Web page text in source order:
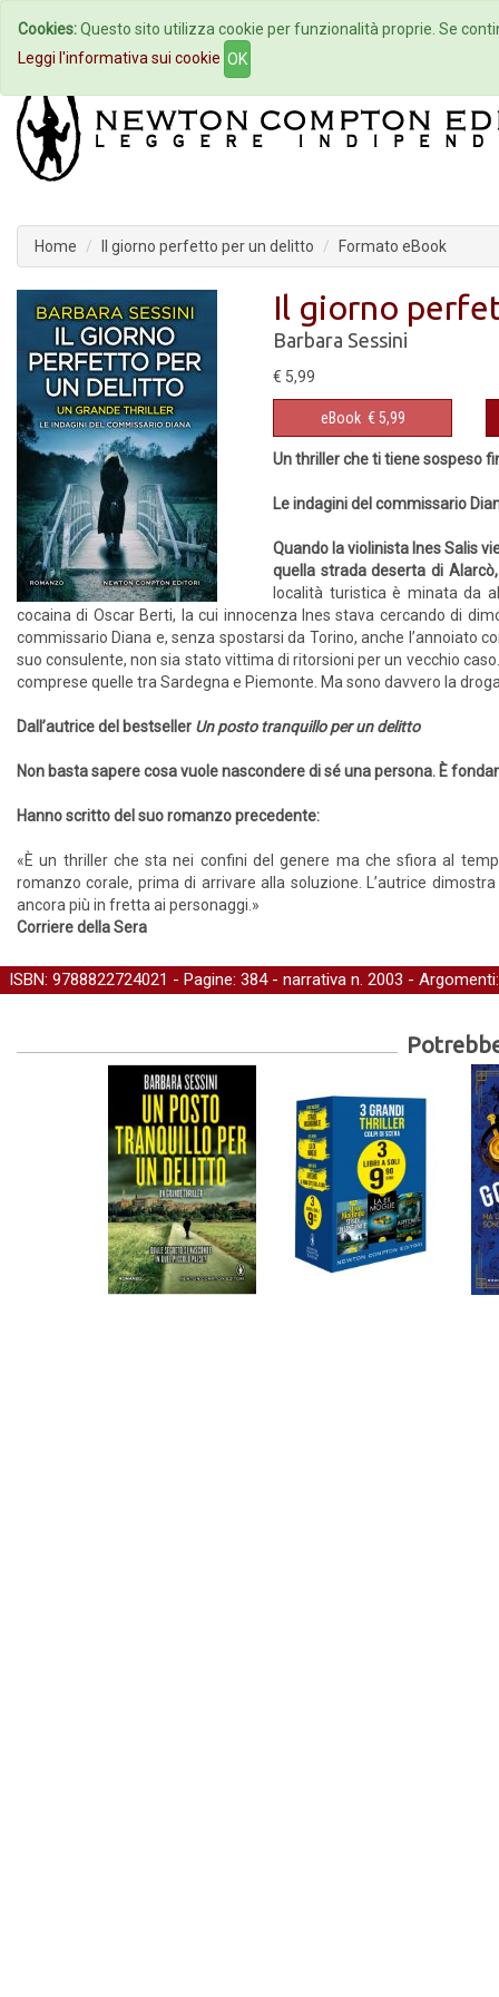
Home Autori Eventi
Home Il giorno perfetto per un delitto Formato eBook
Il giorno
Barbara Sessini
€ 5,99
eBook € 5,99
Un thriller che ti tiene sospeso
Le indagini del commissario
Quando la violinista Ines Salis
quella strada deserta di
località turistica è minata da
cocaina di Oscar Berti, la cui innocenza Ines stava cercando di
commissario Diana e, senza spostarsi da Torino, anche l’annoiato
suo consulente, non sia stato vittima di ritorsioni per un vecchio
comprese quelle tra Sardegna e Piemonte. Ma sono davvero la
Dall’autrice del bestseller Un posto tranquillo per un delitto
Non basta sapere cosa vuole nascondere di sé una persona. È
Hanno scritto del suo romanzo precedente:
«È un thriller che sta nei confini del genere ma che sfiora al
romanzo corale, prima di arrivare alla soluzione. L’autrice
ancora più in fretta ai personaggi.»
Corriere della Sera
ISBN: 9788822724021 - Pagine: 384 - narrativa n. 2003 -
Cookies:Questo sito utilizza cookie per funzionalità proprie. Se
Leggi l'informativa sui cookie OK